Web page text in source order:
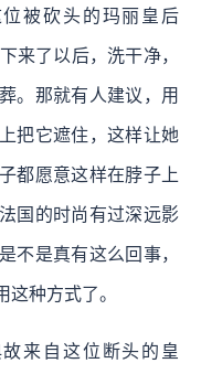
被砍头的玛丽皇后
来了以后，洗干净，
。那就有人建议，用
把它遮住，这样让她
都愿意这样在脖子上
国的时尚有过深远影
不是真有这么回事，
种方式了。
来自这位断头的皇